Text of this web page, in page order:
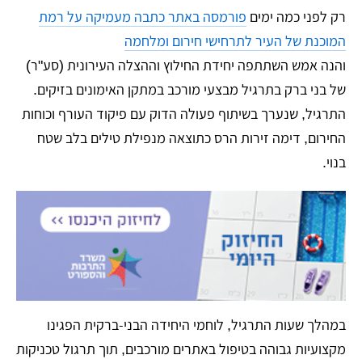
רק לפני כמה ימים פורמסה באתר כתבה מעמיקה על רמת
המוכנת של העיר לתרחישי חירום ומלחמה
והנה אמש השתתפה יחידת החילוץ וההצלה העירונית (סע"ר)
של בני ברק בתרגיל מבצעי מורכב במתקן האימונים בזיקים.
התרגיל, שנערך בשיתוף פעולה הדוק עם פיקוד העורף וכוחות
החירום, דימה זירות הרס כתוצאה מנפילת טילים בלב שטח
בנוי.
​במהלך שעות התרגיל, לוחמי היחידה הבני-ברקית הפגינו
מקצועיות גבוהה בטיפול באתרים מורכבים, תוך תרגול טכניקות